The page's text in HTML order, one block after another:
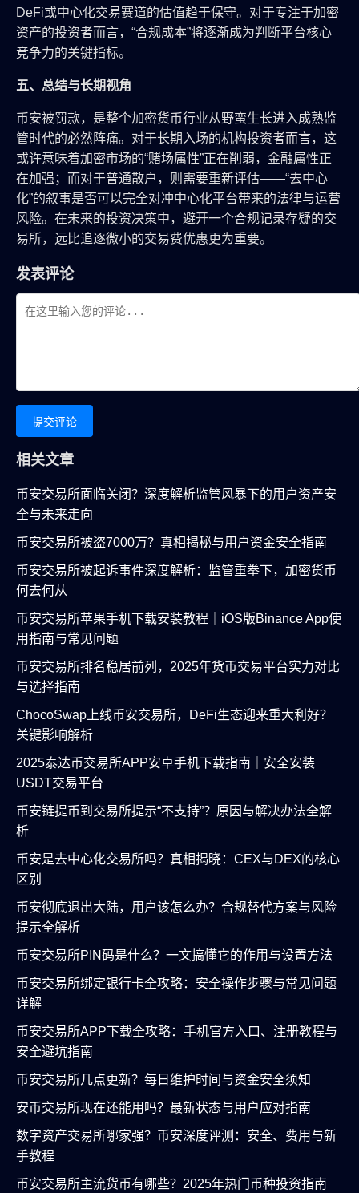
DeFi或中心化交易赛道的估值趋于保守。对于专注于加密
资产的投资者而言，“合规成本”将逐渐成为判断平台核心
竞争力的关键指标。
五、总结与长期视角
币安被罚款，是整个加密货币行业从野蛮生长进入成熟监
管时代的必然阵痛。对于长期入场的机构投资者而言，这
或许意味着加密市场的“赌场属性”正在削弱，金融属性正
在加强；而对于普通散户，则需要重新评估——“去中心
化”的叙事是否可以完全对冲中心化平台带来的法律与运营
风险。在未来的投资决策中，避开一个合规记录存疑的交
易所，远比追逐微小的交易费优惠更为重要。
发表评论
提交评论
相关文章
币安交易所面临关闭？深度解析监管风暴下的用户资产安
全与未来走向
币安交易所被盗7000万？真相揭秘与用户资金安全指南
币安交易所被起诉事件深度解析：监管重拳下，加密货币
何去何从
币安交易所苹果手机下载安装教程｜iOS版Binance App使
用指南与常见问题
币安交易所排名稳居前列，2025年货币交易平台实力对比
与选择指南
ChocoSwap上线币安交易所，DeFi生态迎来重大利好？
关键影响解析
2025泰达币交易所APP安卓手机下载指南｜安全安装
USDT交易平台
币安链提币到交易所提示“不支持”？原因与解决办法全解
析
币安是去中心化交易所吗？真相揭晓：CEX与DEX的核心
区别
币安彻底退出大陆，用户该怎么办？合规替代方案与风险
提示全解析
币安交易所PIN码是什么？一文搞懂它的作用与设置方法
币安交易所绑定银行卡全攻略：安全操作步骤与常见问题
详解
币安交易所APP下载全攻略：手机官方入口、注册教程与
安全避坑指南
币安交易所几点更新？每日维护时间与资金安全须知
安币交易所现在还能用吗？最新状态与用户应对指南
数字资产交易所哪家强？币安深度评测：安全、费用与新
手教程
币安交易所主流货币有哪些？2025年热门币种投资指南